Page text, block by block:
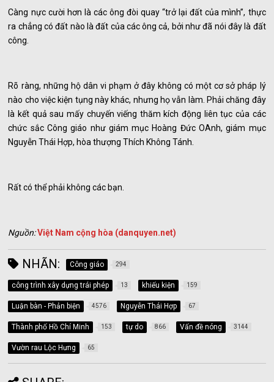
Càng nực cười hơn là các ông đòi quay “trở lại đất của mình”, thực
ra chẳng có đất nào là đất của các ông cả, bởi như đã nói đây là đất
công.
Rõ ràng, những hộ dân vi phạm ở đây không có một cơ sở pháp lý
nào cho việc kiện tụng này khác, nhưng họ vẫn làm. Phải chăng đây
là kết quả sau mấy chuyến viếng thăm kích động liên tục của các
chức sắc Công giáo như giám mục Hoàng Đức OAnh, giám mục
Nguyễn Thái Hợp, hòa thượng Thích Không Tánh.
Rất có thể phải không các bạn.
Nguồn:Việt Nam cộng hòa (danquyen.net)
NHÃN: Công giáo 294
công trình xây dựng trái phép 13 khiếu kiện 159
Luận bàn - Phản biện 4576 Nguyễn Thái Hợp 67
Thành phố Hồ Chí Minh 153 tự do 866 Vấn đề nóng 3144
Vườn rau Lộc Hưng 65